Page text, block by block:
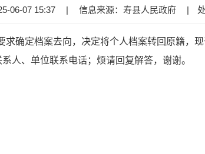
06-07 15:37 | 信息来源：寿县人民政府 |
确定档案去向，决定将个人档案转回原籍，
人、单位联系电话；烦请回复解答，谢谢。